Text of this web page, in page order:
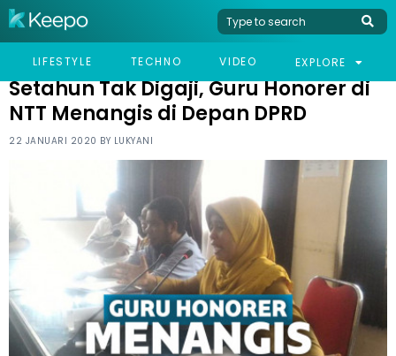
LIFESTYLE TECHNO VIDEO EXPLORE
HOME NEWS
SETAHUN TAK DIGAJI, GURU HONORER DI NTT MENANGIS DI
Setahun Tak Digaji, Guru Honorer di
NTT Menangis di Depan DPRD
22 JANUARI 2020 BY LUKYANI